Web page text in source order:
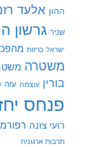
ההון אלעד
שניר גרשון
ישראל כרזות
משטרה
בורין עוצמה עזה
פנחס
רועי צזנה
תרבות ארגונית